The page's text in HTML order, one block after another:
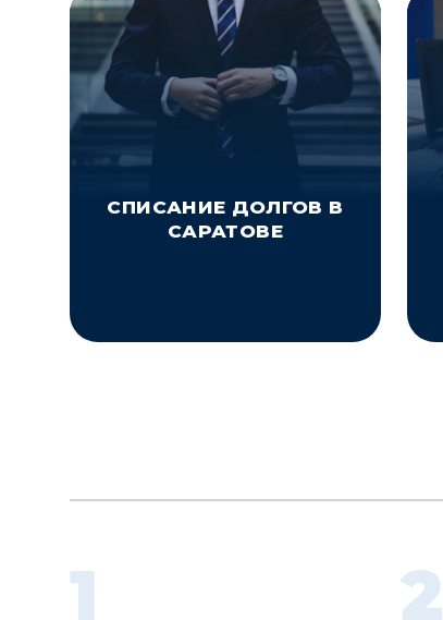
СПИСАНИЕ ДОЛГОВ В
САРАТОВЕ
1 2